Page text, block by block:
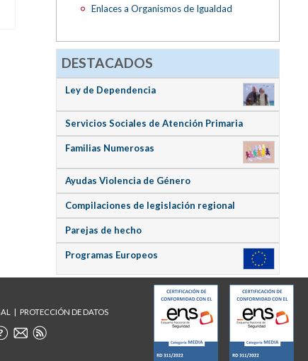
Enlaces a Organismos de Igualdad
DESTACADOS
Ley de Dependencia
Servicios Sociales de Atención Primaria
Familias Numerosas
Ayudas Violencia de Género
Compilaciones de legislación regional
Parejas de hecho
Programas Europeos
PROTECCIÓN DE DATOS